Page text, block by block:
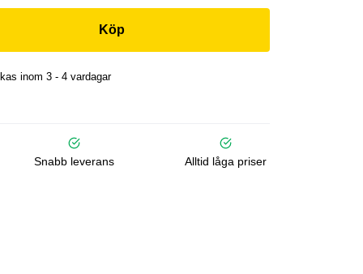
Köp
inom 3 - 4 vardagar
Snabb leverans Alltid låga priser